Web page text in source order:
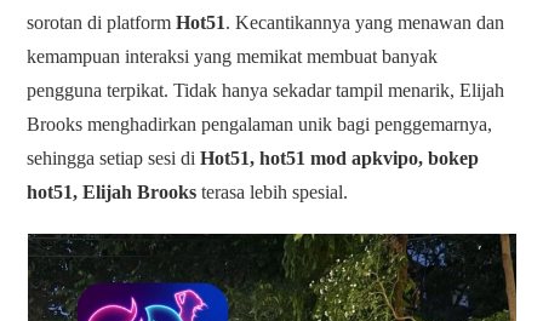
sorotan di platformHot51. Kecantikannya yang menawan dan
kemampuan interaksi yang memikat membuat banyak
pengguna terpikat. Tidak hanya sekadar tampil menarik, Elijah
Brooks menghadirkan pengalaman unik bagi penggemarnya,
sehingga setiap sesi diHot51, hot51 mod apkvipo, bokep
hot51, Elijah Brooks terasa lebih spesial.